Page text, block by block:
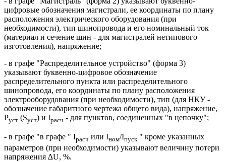
цифровые обозначения магистрали, ее координаты по плану
расположения электрического оборудования (при
необходимости), тип шинопровода и его номинальный ток
(материал и сечение шин - для магистралей нетипового
изготовления), напряжение;
- в графе "Распределительное устройство" (форма 3)
указывают буквенно-цифровое обозначение
распределительного пункта или распределительного
шинопровода, его координаты по плану расположения
электрооборудования (при необходимости), тип (для НКУ -
обозначение габаритного чертежа общего вида), напряжение,
Pуст (Sуст) и Iрасч - для пунктов, соединенных "в цепочку";
- в графе "в графе " Iрасч или Iном/Iпуск " кроме указанных
параметров (при необходимости) указывают величину потери
напряжения ∆U, %.